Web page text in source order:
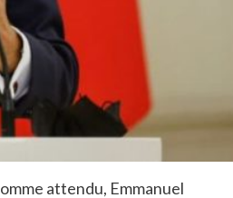
attendu, Emmanuel